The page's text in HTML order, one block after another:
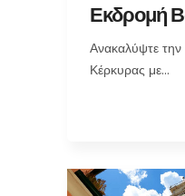
Εκδρομή
Ανακαλύψτε την
Κέρκυρας με…